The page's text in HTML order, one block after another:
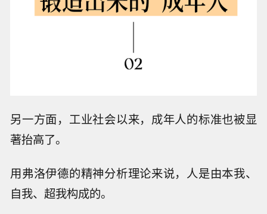
另一方面，工业社会以来，成年人的标准也被显
著抬高了。
用弗洛伊德的精神分析理论来说，人是由本我、
自我、超我构成的。